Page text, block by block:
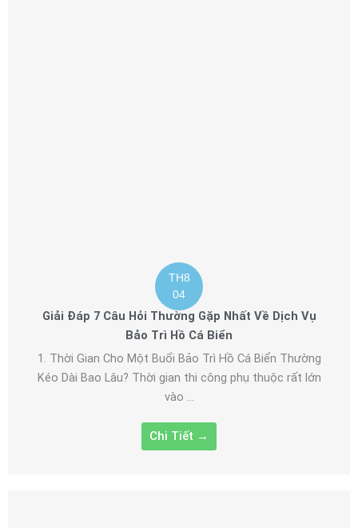
TH8
04
Giải Đáp 7 Câu Hỏi Thường Gặp Nhất Về Dịch Vụ
Bảo Trì Hồ Cá Biển
1. Thời Gian Cho Một Buổi Bảo Trì Hồ Cá Biển Thường
Kéo Dài Bao Lâu? Thời gian thi công phụ thuộc rất lớn
vào ...
Chi Tiết →